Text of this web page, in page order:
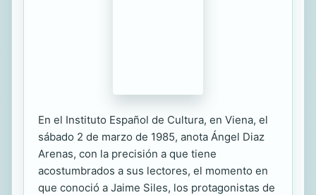
En el Instituto Español de Cultura, en Viena, el
sábado 2 de marzo de 1985, anota Ángel Diaz
Arenas, con la precisión a que tiene
acostumbrados a sus lectores, el momento en
que conoció a Jaime Siles, los protagonistas de